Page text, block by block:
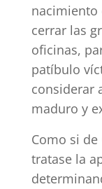
nacimiento
cerrar las
oficinas,
patíbulo
considerar
maduro y
Como si
tratase la